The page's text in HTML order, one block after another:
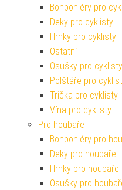
Bonboniéry pro
Deky pro cyklisty
Hrnky pro cyklisty
Ostatní
Osušky pro cyklisty
Polštáře pro
Trička pro cyklisty
Vína pro cyklisty
Pro houbaře
Bonboniéry pro
Deky pro houbaře
Hrnky pro houbaře
Osušky pro